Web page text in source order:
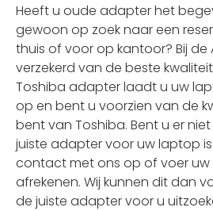
Heeft u oude adapter het
gewoon op zoek naar een
thuis of voor op kantoor? Bij
verzekerd van de beste
Toshiba adapter laadt u uw
op en bent u voorzien van de
bent van Toshiba. Bent u er
juiste adapter voor uw laptop
contact met ons op of voer uw
afrekenen. Wij kunnen dit dan
de juiste adapter voor u